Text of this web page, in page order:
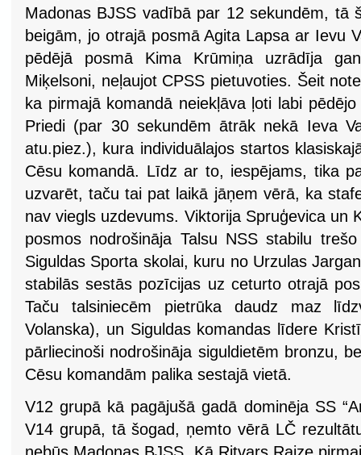
Madonas BJSS vadībā par 12 sekundēm, tā
beigām, jo otrajā posmā Agita Lapsa ar Ievu
pēdējā posmā Kima Krūmiņa uzrādīja
Miķelsoni, neļaujot CPSS pietuvoties. Šeit
ka pirmajā komandā neiekļāva ļoti labi
Priedi (par 30 sekundēm ātrāk nekā Ieva
atu.piez.), kura individuālajos startos
Cēsu komandā. Līdz ar to, iespējams, tika
uzvarēt, taču tai pat laikā jāņem vērā, ka
nav viegls uzdevums. Viktorija Spruģevica un
posmos nodrošināja Talsu NSS stabilu
Siguldas Sporta skolai, kuru no Urzulas
stabilās sestās pozīcijas uz ceturto otrajā
Taču talsiniecēm pietrūka daudz maz
Volanska), un Siguldas komandas līdere
pārliecinoši nodrošināja siguldietēm bronzu,
Cēsu komandām palika sestajā vietā.
V12 grupā kā pagājušā gadā dominēja SS
V14 grupā, tā šogad, ņemto vērā LČ